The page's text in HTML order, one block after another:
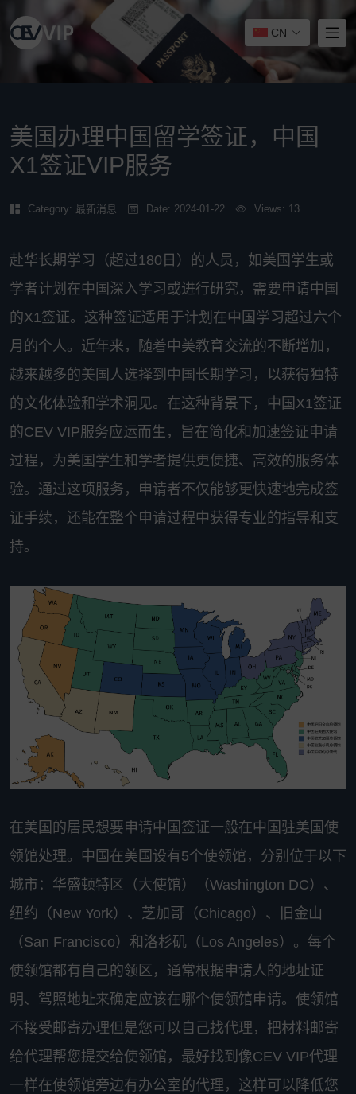
CN
美国办理中国留学签证，中国
X1签证VIP服务
Category: 最新消息 Date: 2024-01-22 Views: 13
赴华长期学习（超过180日）的人员，如美国学生或
学者计划在中国深入学习或进行研究，需要申请中国
的X1签证。这种签证适用于计划在中国学习超过六个
月的个人。近年来，随着中美教育交流的不断增加，
越来越多的美国人选择到中国长期学习，以获得独特
的文化体验和学术洞见。在这种背景下，中国X1签证
的CEV VIP服务应运而生，旨在简化和加速签证申请
过程，为美国学生和学者提供更便捷、高效的服务体
验。通过这项服务，申请者不仅能够更快速地完成签
证手续，还能在整个申请过程中获得专业的指导和支
持。
在美国的居民想要申请中国签证一般在中国驻美国使
领馆处理。中国在美国设有5个使领馆，分别位于以下
城市：华盛顿特区（大使馆）（Washington DC）、
纽约（New York）、芝加哥（Chicago）、旧金山
（San Francisco）和洛杉矶（Los Angeles）。每个
使领馆都有自己的领区，通常根据申请人的地址证
明、驾照地址来确定应该在哪个使领馆申请。使领馆
不接受邮寄办理但是您可以自己找代理，把材料邮寄
给代理帮您提交给使领馆，最好找到像CEV VIP代理
一样在使领馆旁边有办公室的代理，这样可以降低您